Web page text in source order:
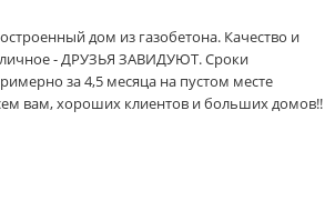
дом из газобетона. Качество и
- ДРУЗЬЯ ЗАВИДУЮТ. Сроки
за 4,5 месяца на пустом месте
вам, хороших клиентов и больших домов!!